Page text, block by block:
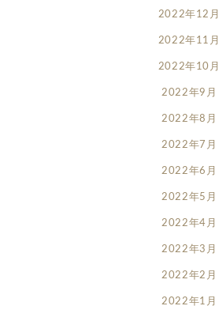
2022年12月
2022年11月
2022年10月
2022年9月
2022年8月
2022年7月
2022年6月
2022年5月
2022年4月
2022年3月
2022年2月
2022年1月